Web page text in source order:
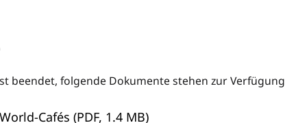
beendet, folgende Dokumente stehen zur Verfügung
Cafés (PDF, 1.4 MB)